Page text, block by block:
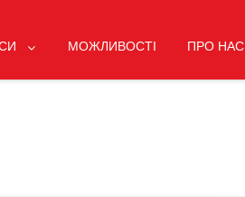
МОЖЛИВОСТІ ПРО НАС